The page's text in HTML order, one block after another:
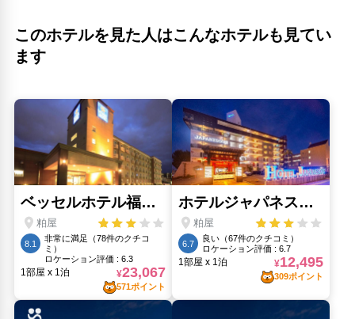
地下鉄 赤坂駅(7.45km)
地行中央公園(6.1km)
大岳ショートコース(1.74km)
志賀島海水浴場(2.78km)
志賀海神社(4.25km)
マリンワールド海の中道(1.84km)
海の中道海浜公園(870m)
海の中道駅(2.05km)
シーサイドももち海浜公園(5.64km)
福岡PayPayドーム(福岡ドーム)(5.91km)
福岡市フェリーサービス、志賀島ルート(6.52km)
羽島(1.54km)
能古島パーク(5.05km)
西公園(5.9km)
西南学院大学(7km)
西戸崎(580m)
このホテルを見た人はこんなホテルも見てい
ます